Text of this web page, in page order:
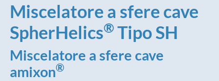
Miscelatore a sfere cave
SpherHelics® Tipo SH
Miscelatore a sfere cave
amixon®